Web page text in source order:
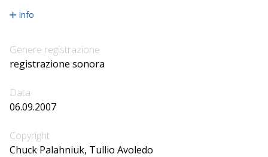
Info
Genere registrazione
registrazione sonora
Data
06.09.2007
Copyright
Chuck Palahniuk, Tullio Avoledo